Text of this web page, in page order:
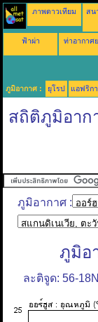
ภาพดาวเทียม
สน
ฟ้าผ่า ท่าอากาศ
ภูมิอากาศ : ยุโรป แอฟริกา
สถิติภูมิอาก
ภูมิอากาศ :
ภูมิอ
ละติจูด: 56-